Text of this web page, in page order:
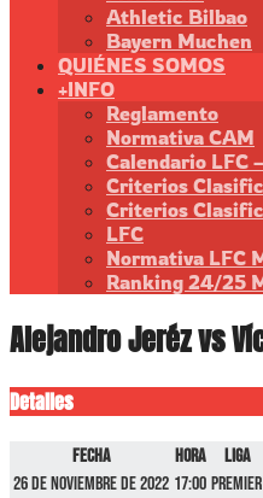
Athletic Bilbao
Bayern Muchen
QUIÉNES SOMOS
+INFO
Reglamento
Normativa CAM
Calendario LFC
Criterios
Criterios
LFC
Normativa LFC
Ranking 24/25
Alejandro Jeréz vs
Detalles
Fecha Hora Liga
26 de noviembre de 2022 17:00 Premier